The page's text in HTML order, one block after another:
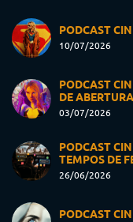
PODCAST
10/07/2026
PODCAST
DE
03/07/2026
PODCAST
TEMPOS DE
26/06/2026
PODCAST